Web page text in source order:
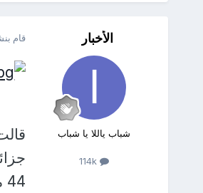
الأخبار
شباب ياللا يا شباب
114k
قام
44 مليار دولار نقدا.